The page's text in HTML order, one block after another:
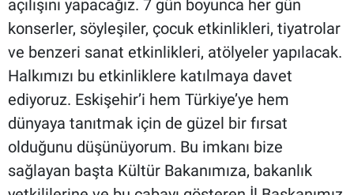
açılışını yapacağız. 7 gün boyunca her gün
konserler, söyleşiler, çocuk etkinlikleri, tiyatrolar
ve benzeri sanat etkinlikleri, atölyeler yapılacak.
Halkımızı bu etkinliklere katılmaya davet
ediyoruz. Eskişehir’i hem Türkiye’ye hem
dünyaya tanıtmak için de güzel bir fırsat
olduğunu düşünüyorum. Bu imkanı bize
sağlayan başta Kültür Bakanımıza, bakanlık